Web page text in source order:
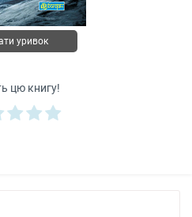
уривок
цю книгу!